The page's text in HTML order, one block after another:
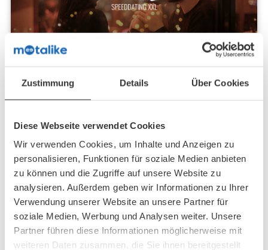
Zustimmung Details Über Cookies
Diese Webseite verwendet Cookies
Wir verwenden Cookies, um Inhalte und Anzeigen zu
personalisieren, Funktionen für soziale Medien anbieten
zu können und die Zugriffe auf unsere Website zu
analysieren. Außerdem geben wir Informationen zu Ihrer
Verwendung unserer Website an unsere Partner für
soziale Medien, Werbung und Analysen weiter. Unsere
Partner führen diese Informationen möglicherweise mit
weiteren Daten zusammen, die Sie ihnen bereitgestellt
Event-Tipp: SpeedDating XXL
Das große SpeedDating in deiner
Bis zu 20 Dates an einem Abend
Passende Altersgruppen
Der Fragen Katalog sichert lockere
Gespräche
Jetzt entdecken